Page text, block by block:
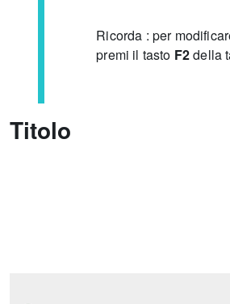
Ricorda : per
premi il tasto F2della
Titolo